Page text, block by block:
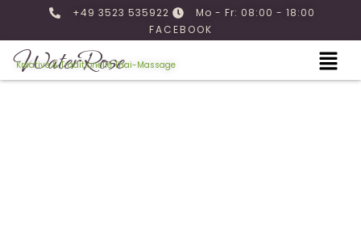
+49 3523 535922
Mo - Fr: 08:00 - 18:00
FACEBOOK
WaterRose
Kreative & Traditionelle Thai-Massage